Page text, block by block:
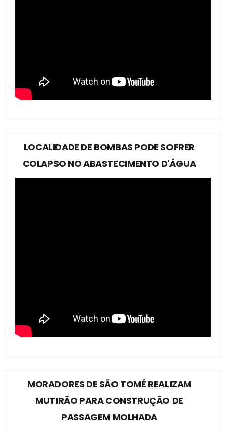
LOCALIDADE DE BOMBAS PODE SOFRER
COLAPSO NO ABASTECIMENTO D'ÁGUA
MORADORES DE SÃO TOMÉ REALIZAM
MUTIRÃO PARA CONSTRUÇÃO DE
PASSAGEM MOLHADA